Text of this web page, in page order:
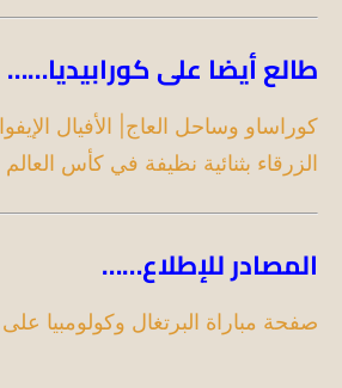
طالع أيضا على كورابيديا……
كوراساو وساحل العاج| الأفيال
الزرقاء بثنائية نظيفة في كأس العالم 2026
المصادر للإطلاع……
صفحة مباراة البرتغال وكولومبيا على